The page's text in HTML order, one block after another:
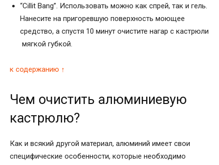
“Cillit Bang”. Использовать можно как спрей, так и гель.
Нанесите на пригоревшую поверхность моющее
средство, а спустя 10 минут очистите нагар с кастрюли
мягкой губкой.
к содержанию ↑
Чем очистить алюминиевую
кастрюлю?
Как и всякий другой материал, алюминий имеет свои
специфические особенности, которые необходимо